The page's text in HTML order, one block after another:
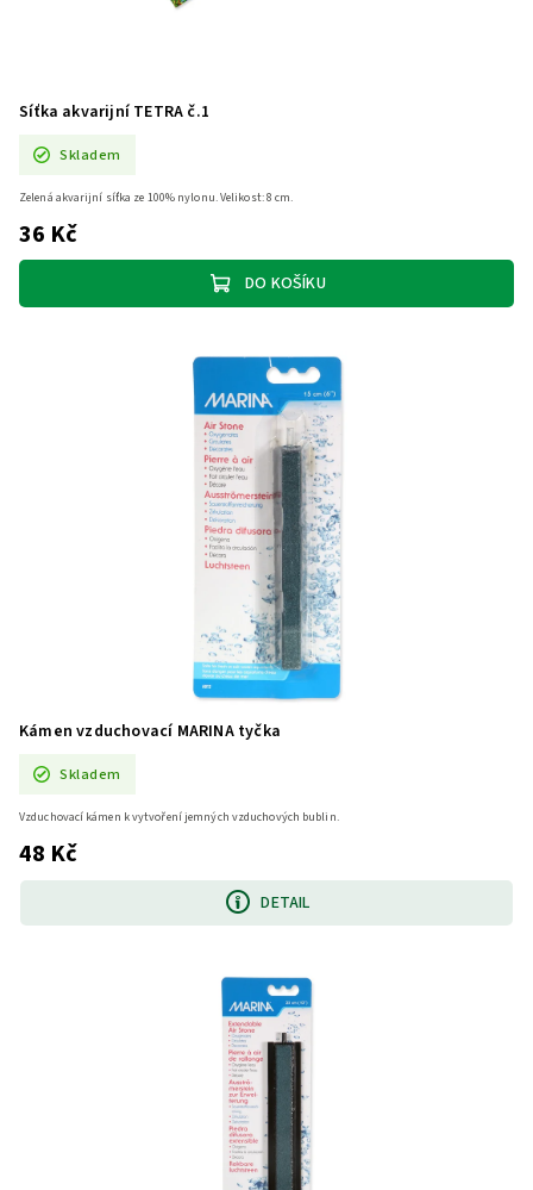
Síťka akvarijní TETRA č.1
Skladem
36 Kč
DO KOŠÍKU
Zelená akvarijní síťka ze 100% nylonu. Velikost: 8 cm.
Kámen vzduchovací MARINA tyčka
Skladem
48 Kč
DETAIL
Vzduchovací kámen k vytvoření jemných vzduchových bublin.